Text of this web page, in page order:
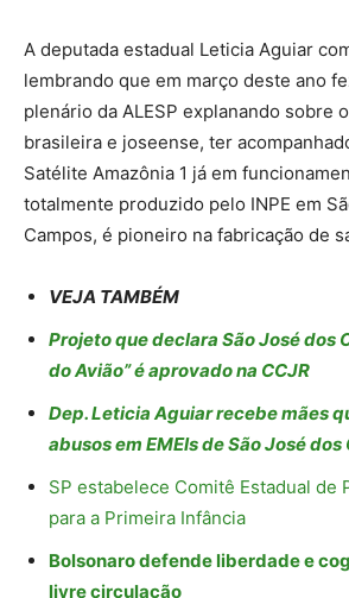
A deputada estadual Leticia Aguiar
lembrando que em março deste ano
plenário da ALESP explanando sobre
brasileira e joseense, ter
Satélite Amazônia 1 já em
totalmente produzido pelo INPE em
Campos, é pioneiro na fabricação de
VEJA TAMBÉM
Projeto que declara São José dos
do Avião” é aprovado na CCJR
Dep. Leticia Aguiar recebe mães
abusos em EMEIs de São José dos
SP estabelece Comitê Estadual de
para a Primeira Infância
Bolsonaro defende liberdade e
livre circulação